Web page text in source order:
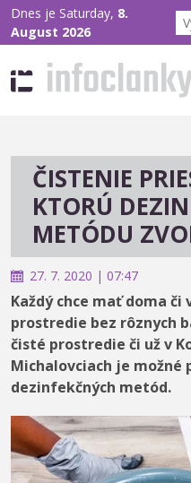
Dnes je Saturday, 8.
August 2026
ČISTENIE
KTORÚ
METÓDU
27. 7. 2020 | 07:47
Každý chce mať doma
prostredie bez rôznych
čisté prostredie či už v
Michalovciach je možné
dezinfekčných metód.